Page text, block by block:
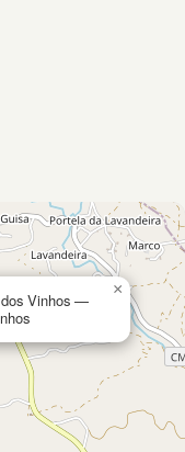
dos Vinhos —
×